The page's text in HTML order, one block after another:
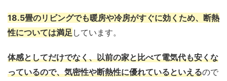
18.5畳のリビングでも暖房や冷房がすぐに効くため、断熱
性については満足しています。
体感としてだけでなく、以前の家と比べて電気代も安くな
っているので、気密性や断熱性に優れているといえるので